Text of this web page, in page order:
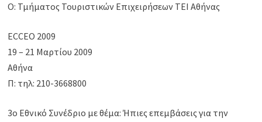
Ο: Τμήματος Τουριστικών Επιχειρήσεων ΤΕΙ Αθήνας
ECCEO 2009
19 – 21 Μαρτίου 2009
Αθήνα
Π: τηλ: 210-3668800
3ο Εθνικό Συνέδριο με θέμα: Ήπιες επεμβάσεις για την